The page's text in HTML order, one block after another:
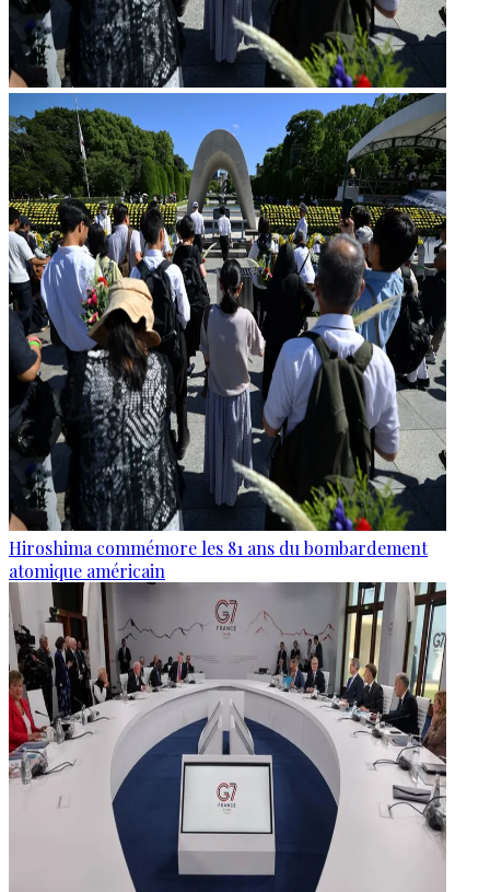
Hiroshima commémore les 81 ans du bombardement
atomique américain